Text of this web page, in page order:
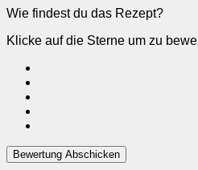
Wie findest du das Rezept?
Klicke auf die Sterne um zu
Bewertung Abschicken